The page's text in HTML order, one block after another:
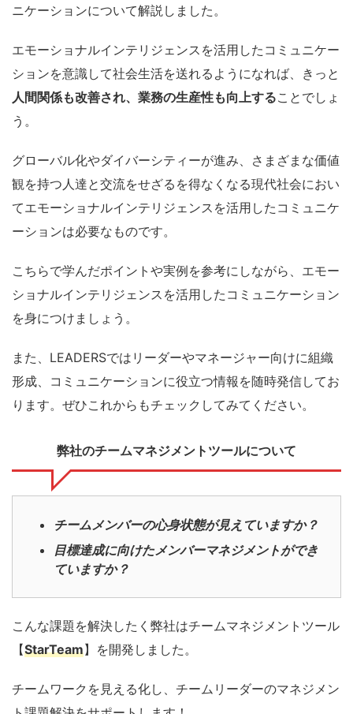
ニケーションについて解説しました。
エモーショナルインテリジェンスを活用したコミュニケー
ションを意識して社会生活を送れるようになれば、きっと
人間関係も改善され、業務の生産性も向上することでしょ
う。
グローバル化やダイバーシティーが進み、さまざまな価値
観を持つ人達と交流をせざるを得なくなる現代社会におい
てエモーショナルインテリジェンスを活用したコミュニケ
ーションは必要なものです。
こちらで学んだポイントや実例を参考にしながら、エモー
ショナルインテリジェンスを活用したコミュニケーション
を身につけましょう。
また、LEADERSではリーダーやマネージャー向けに組織
形成、コミュニケーションに役立つ情報を随時発信してお
ります。ぜひこれからもチェックしてみてください。
弊社のチームマネジメントツールについて
チームメンバーの心身状態が見えていますか？
目標達成に向けたメンバーマネジメントができ
ていますか？
こんな課題を解決したく弊社はチームマネジメントツール
【StarTeam】を開発しました。
チームワークを見える化し、チームリーダーのマネジメン